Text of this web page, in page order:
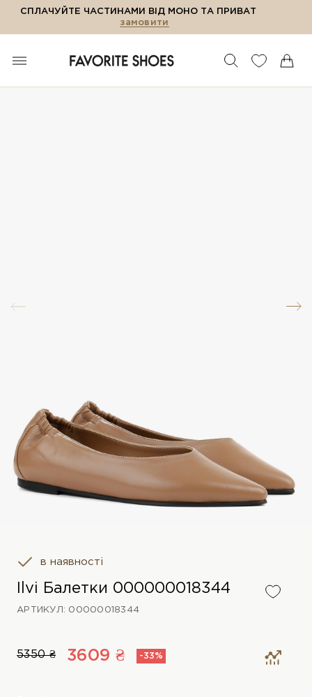
СПЛАЧУЙТЕ ЧАСТИНАМИ ВІД МОНО ТА ПРИВАТ
замовити
в наявності
Ilvi Балетки 000000018344
АРТИКУЛ: 00000018344
5350 ₴ 3609 ₴ -33%